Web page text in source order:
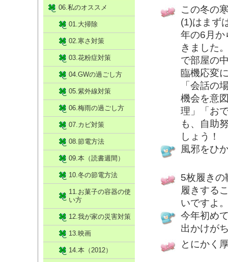
この冬の
(1)はまず
年の6月か
きました
で部屋の
臨機応変
「会話の
機会を意
理」「お
も、自助
しょう！
風邪をひ
5枚履きの
履きする
いですよ
今年初め
出かけが
とにかく
06.私のオススメ
01.大掃除
02.寒さ対策
03.花粉症対策
04.GWの過ごし方
05.紫外線対策
06.梅雨の過ごし方
07.カビ対策
08.節電方法
09.本（読書週間）
10.冬の節電方法
11.お菓子の容器の使
い方
12.我が家の災害対策
13.映画
14.本（2012）